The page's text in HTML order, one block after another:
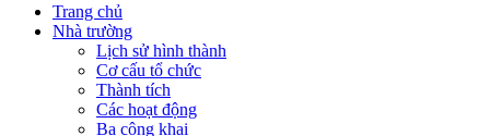
Trang chủ
Nhà trường
Lịch sử hình thành
Cơ cấu tổ chức
Thành tích
Các hoạt động
Ba công khai